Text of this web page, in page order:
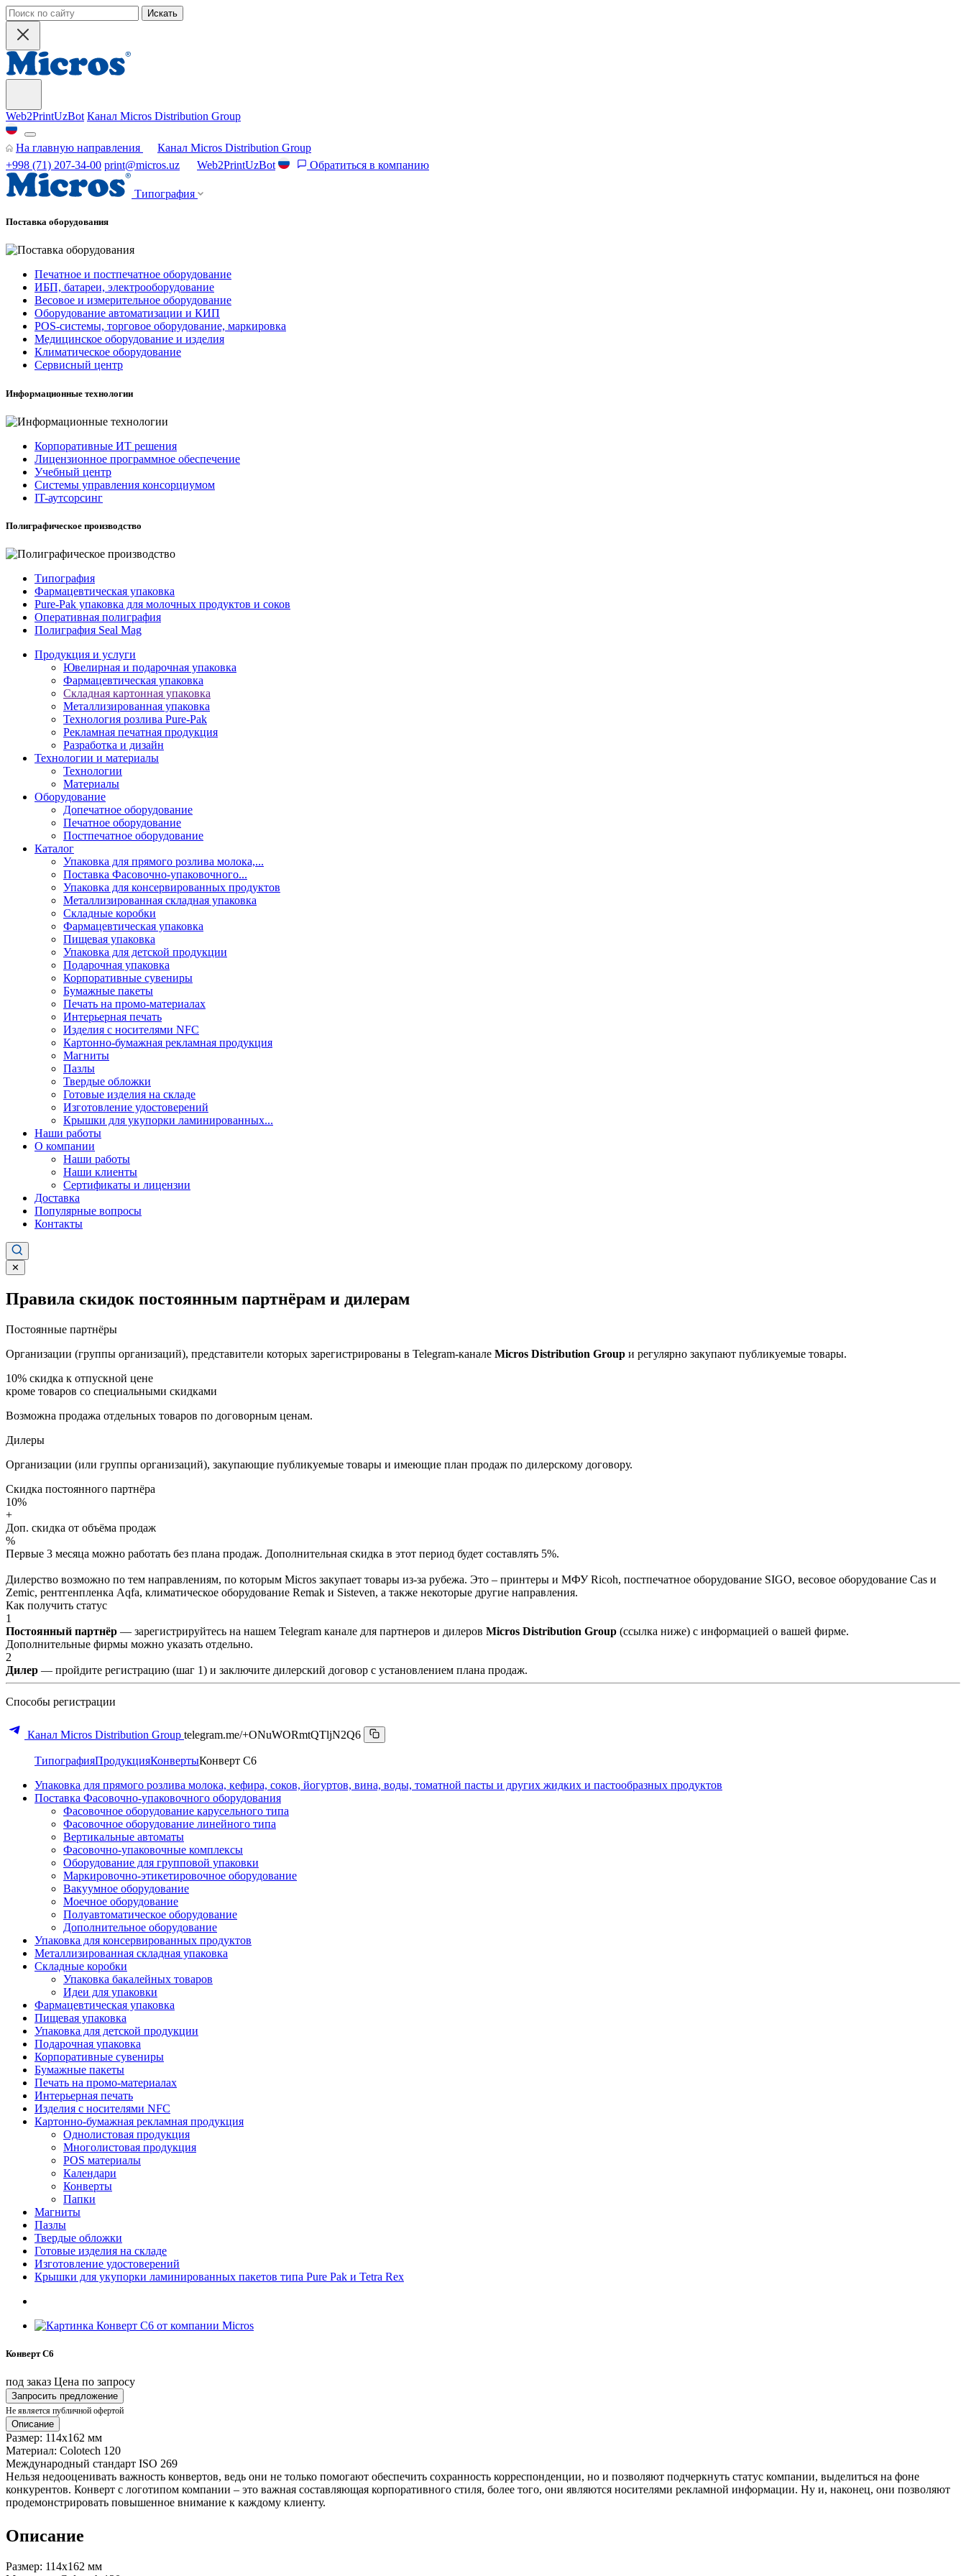
Искать
Web2PrintUzBot Канал Micros Distribution Group
На главную направления
Канал Micros Distribution Group
+998 (71) 207-34-00 print@micros.uz Web2PrintUzBot Обратиться в компанию
Типография
Поставка оборудования
Печатное и постпечатное оборудование
ИБП, батареи, электрооборудование
Весовое и измерительное оборудование
Оборудование автоматизации и КИП
POS-системы, торговое оборудование, маркировка
Медицинское оборудование и изделия
Климатическое оборудование
Сервисный центр
Информационные технологии
Корпоративные ИТ решения
Лицензионное программное обеспечение
Учебный центр
Системы управления консорциумом
IT-аутсорсинг
Полиграфическое производство
Типография
Фармацевтическая упаковка
Pure-Pak упаковка для молочных продуктов и соков
Оперативная полиграфия
Полиграфия Seal Mag
Продукция и услуги
Ювелирная и подарочная упаковка
Фармацевтическая упаковка
Складная картонная упаковка
Металлизированная упаковка
Технология розлива Pure-Pak
Рекламная печатная продукция
Разработка и дизайн
Технологии и материалы
Технологии
Материалы
Оборудование
Допечатное оборудование
Печатное оборудование
Постпечатное оборудование
Каталог
Упаковка для прямого розлива молока,...
Поставка Фасовочно-упаковочного...
Упаковка для консервированных продуктов
Металлизированная складная упаковка
Складные коробки
Фармацевтическая упаковка
Пищевая упаковка
Упаковка для детской продукции
Подарочная упаковка
Корпоративные сувениры
Бумажные пакеты
Печать на промо-материалах
Интерьерная печать
Изделия с носителями NFC
Картонно-бумажная рекламная продукция
Магниты
Пазлы
Твердые обложки
Готовые изделия на складе
Изготовление удостоверений
Крышки для укупорки ламинированных...
Наши работы
О компании
Наши работы
Наши клиенты
Сертификаты и лицензии
Доставка
Популярные вопросы
Контакты
✕
Правила скидок постоянным партнёрам и дилерам
Постоянные партнёры
Организации (группы организаций), представители которых зарегистрированы в Telegram-канале Micros Distribution Group и регулярно закупают публикуемые товары.
10% скидка к отпускной цене
кроме товаров со специальными скидками
Возможна продажа отдельных товаров по договорным ценам.
Дилеры
Организации (или группы организаций), закупающие публикуемые товары и имеющие план продаж по дилерскому договору.
Скидка постоянного партнёра
10%
+
Доп. скидка от объёма продаж
%
Первые 3 месяца можно работать без плана продаж. Дополнительная скидка в этот период будет составлять 5%.
Дилерство возможно по тем направлениям, по которым Micros закупает товары из-за рубежа. Это – принтеры и МФУ Ricoh, постпечатное оборудование SIGO, весовое оборудование Cas и
Zemic, рентгенпленка Aqfa, климатическое оборудование Remak и Sisteven, а также некоторые другие направления.
Как получить статус
1
Постоянный партнёр — зарегистрируйтесь на нашем Telegram канале для партнеров и дилеров Micros Distribution Group (ссылка ниже) с информацией о вашей фирме.
Дополнительные фирмы можно указать отдельно.
2
Дилер — пройдите регистрацию (шаг 1) и заключите дилерский договор с установлением плана продаж.
Способы регистрации
Канал Micros Distribution Group telegram.me/+ONuWORmtQTljN2Q6
ТипографияПродукцияКонвертыКонверт C6
Упаковка для прямого розлива молока, кефира, соков, йогуртов, вина, воды, томатной пасты и других жидких и пастообразных продуктов
Поставка Фасовочно-упаковочного оборудования
Фасовочное оборудование карусельного типа
Фасовочное оборудование линейного типа
Вертикальные автоматы
Фасовочно-упаковочные комплексы
Оборудование для групповой упаковки
Маркировочно-этикетировочное оборудование
Вакуумное оборудование
Моечное оборудование
Полуавтоматическое оборудование
Дополнительное оборудование
Упаковка для консервированных продуктов
Металлизированная складная упаковка
Складные коробки
Упаковка бакалейных товаров
Идеи для упаковки
Фармацевтическая упаковка
Пищевая упаковка
Упаковка для детской продукции
Подарочная упаковка
Корпоративные сувениры
Бумажные пакеты
Печать на промо-материалах
Интерьерная печать
Изделия с носителями NFC
Картонно-бумажная рекламная продукция
Однолистовая продукция
Многолистовая продукция
POS материалы
Календари
Конверты
Папки
Магниты
Пазлы
Твердые обложки
Готовые изделия на складе
Изготовление удостоверений
Крышки для укупорки ламинированных пакетов типа Pure Pak и Tetra Rex
Конверт C6
под заказ Цена по запросу
Запросить предложение
Не является публичной офертой
Описание
Размер: 114x162 мм
Материал: Colotech 120
Международный стандарт ISO 269
Нельзя недооценивать важность конвертов, ведь они не только помогают обеспечить сохранность корреспонденции, но и позволяют подчеркнуть статус компании, выделиться на фоне
конкурентов. Конверт с логотипом компании – это важная составляющая корпоративного стиля, более того, они являются носителями рекламной информации. Ну и, наконец, они позволяют
продемонстрировать повышенное внимание к каждому клиенту.
Описание
Размер: 114x162 мм